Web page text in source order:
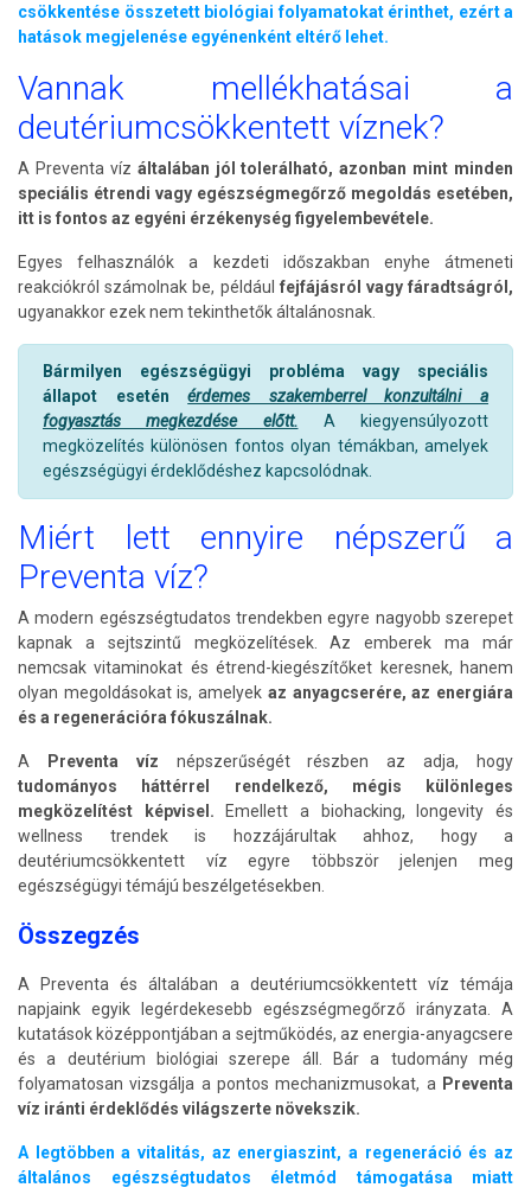
csökkentése összetett biológiai folyamatokat érinthet, ezért a
hatások megjelenése egyénenként eltérő lehet.
Vannak mellékhatásai a
deutériumcsökkentett víznek?
A Preventa víz általában jól tolerálható, azonban mint minden
speciális étrendi vagy egészségmegőrző megoldás esetében,
itt is fontos az egyéni érzékenység figyelembevétele.
Egyes felhasználók a kezdeti időszakban enyhe átmeneti
reakciókról számolnak be, például fejfájásról vagy fáradtságról,
ugyanakkor ezek nem tekinthetők általánosnak.
Bármilyen egészségügyi probléma vagy speciális
állapot eseténérdemes szakemberrel konzultálni a
fogyasztás megkezdése előtt. A kiegyensúlyozott
megközelítés különösen fontos olyan témákban, amelyek
egészségügyi érdeklődéshez kapcsolódnak.
Miért lett ennyire népszerű a
Preventa víz?
A modern egészségtudatos trendekben egyre nagyobb szerepet
kapnak a sejtszintű megközelítések. Az emberek ma már
nemcsak vitaminokat és étrend-kiegészítőket keresnek, hanem
olyan megoldásokat is, amelyek az anyagcserére, az energiára
és a regenerációra fókuszálnak.
A Preventa víz népszerűségét részben az adja, hogy
tudományos háttérrel rendelkező, mégis különleges
megközelítést képvisel. Emellett a biohacking, longevity és
wellness trendek is hozzájárultak ahhoz, hogy a
deutériumcsökkentett víz egyre többször jelenjen meg
egészségügyi témájú beszélgetésekben.
Összegzés
A Preventa és általában a deutériumcsökkentett víz témája
napjaink egyik legérdekesebb egészségmegőrző irányzata. A
kutatások középpontjában a sejtműködés, az energia-anyagcsere
és a deutérium biológiai szerepe áll. Bár a tudomány még
folyamatosan vizsgálja a pontos mechanizmusokat, a Preventa
víz iránti érdeklődés világszerte növekszik.
A legtöbben a vitalitás, az energiaszint, a regeneráció és az
általános egészségtudatos életmód támogatása miatt